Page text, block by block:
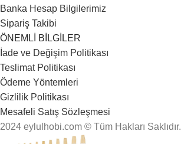
Banka Hesap Bilgilerimiz
Sipariş Takibi
ÖNEMLİ BİLGİLER
İade ve Değişim Politikası
Teslimat Politikası
Ödeme Yöntemleri
Gizlilik Politikası
Mesafeli Satış Sözleşmesi
2024 eylulhobi.com © Tüm Hakları Saklıdır.